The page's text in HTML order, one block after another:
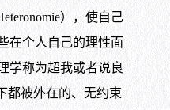
），使自己
在个人自己的理性面
学称为超我或者说良
都被外在的、无约束